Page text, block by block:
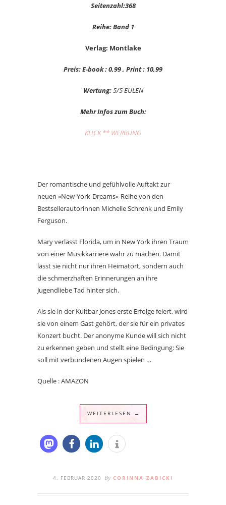
Seitenzahl:368
Reihe: Band 1
Verlag: Montlake
Preis: E-book : 0,99 , Print : 10,99
Wertung:5/5 EULEN
Mehr Infos zum Buch:
KLICK ** WERBUNG
Der romantische und gefühlvolle Auftakt zur
neuen »New-York-Dreams«-Reihe von den
Bestsellerautorinnen Michelle Schrenk und Emily
Ferguson.
Mary verlässt Florida, um in New York ihren Traum
von einer Musikkarriere wahr zu machen. Damit
lässt sie nicht nur ihren Heimatort, sondern auch
die schmerzhaften Erinnerungen an ihre
Jugendliebe Tad hinter sich.
Als sie in der Kultbar Jones erste Erfolge feiert, wird
sie von einem Gast gehört, der sie für ein privates
Konzert bucht. Der anonyme Kunde will sich nicht
zu erkennen geben und stellt eine Bedingung: Sie
soll mit verbundenen Augen spielen …
Quelle : AMAZON
WEITERLESEN →
4. FEBRUAR 2020 By CORINNA ZABICKI